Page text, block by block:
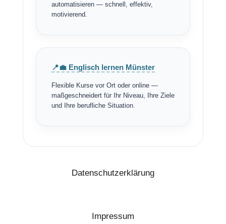
automatisieren — schnell, effektiv,
motivierend.
📍💼 Englisch lernen Münster
Flexible Kurse vor Ort oder online —
maßgeschneidert für Ihr Niveau, Ihre Ziele
und Ihre berufliche Situation.
Datenschutzerklärung
Impressum